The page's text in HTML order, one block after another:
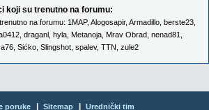
koji su trenutno na forumu:
na forumu: 1MAP, Alogosapir, Armadillo berste23
draganl hyla Metanoja Mrav Obrad nenad81
Sićko Slingshot spalev, TTN zule2
poruke Sitemap Urednički tim